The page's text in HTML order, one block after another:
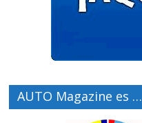
AUTO Magazine es …